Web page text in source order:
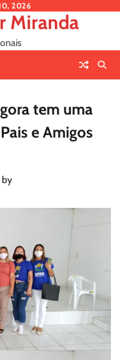
2026
Miranda
tem uma
e Amigos
by